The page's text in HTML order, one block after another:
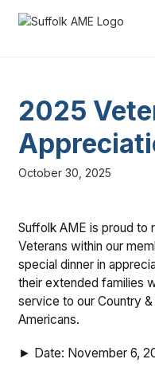
2025
October 30, 2025
Suffolk AME is proud to
Veterans within our
special dinner in
their extended families
service to our Country
Americans.
► Date: November 6,